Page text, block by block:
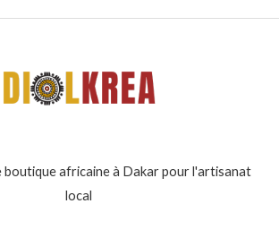
africaine à Dakar pour l'artisanat
local